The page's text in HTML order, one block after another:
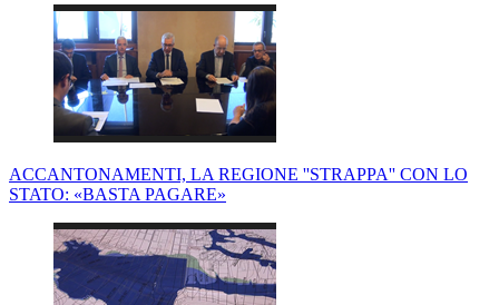
ACCANTONAMENTI, LA REGIONE ''STRAPPA'' CON LO
STATO: «BASTA PAGARE»